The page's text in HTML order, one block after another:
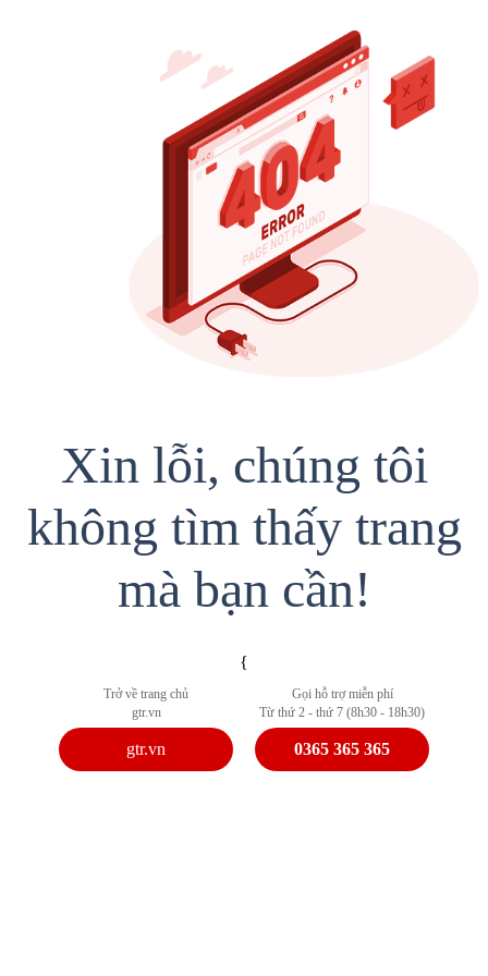
Xin lỗi, chúng tôi
không tìm thấy trang
mà bạn cần!
{
Trở về trang chủ
gtr.vn
gtr.vn
Gọi hỗ trợ miễn phí
Từ thứ 2 - thứ 7 (8h30 - 18h30)
0365 365 365